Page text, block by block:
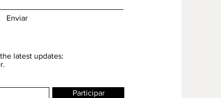
Enviar
latest updates:
Participar